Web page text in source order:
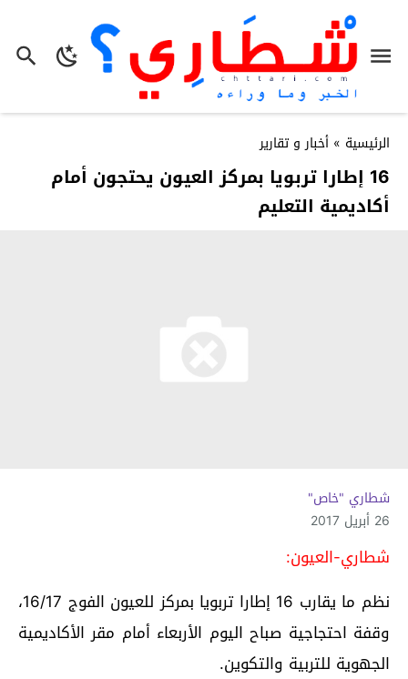
الرئيسية » أخبار و تقارير
16 إطارا تربويا بمركز العيون يحتجون أمام
أكاديمية التعليم
شطاري "خاص"
26 أبريل 2017
شطاري-العيون:
نظم ما يقارب 16 إطارا تربويا بمركز للعيون الفوج 16/17،
وقفة احتجاجية صباح اليوم الأربعاء أمام مقر الأكاديمية
الجهوية للتربية والتكوين.